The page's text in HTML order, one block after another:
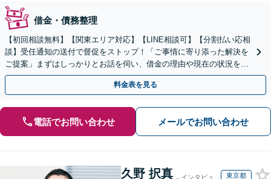
借金・債務整理
【初回相談無料】【関東エリア対応】【LINE相談可】【分割払い応相
談】受任通知の送付で督促をストップ！「ご事情に寄り添った解決を
ご提案」まずはしっかりとお話を伺い、借金の理由や現在の状況を丁
寧にお聞きするので、ぜひお気軽にご相談ください。
料金表を見る
電話でお問い合わせ メールでお問い合わせ
久野 択真
インタビュ
東京都